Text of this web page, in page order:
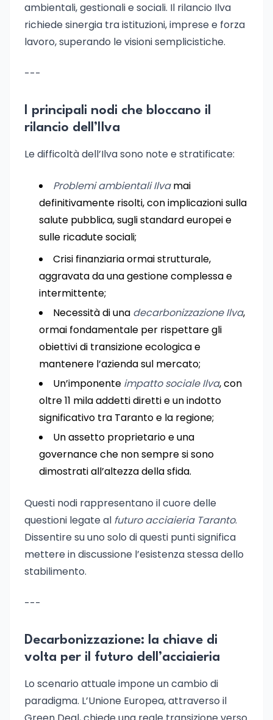
ambientali, gestionali e sociali. Il rilancio Ilva
richiede sinergia tra istituzioni, imprese e forza
lavoro, superando le visioni semplicistiche.
---
I principali nodi che bloccano il
rilancio dell’Ilva
Le difficoltà dell’Ilva sono note e stratificate:
Problemi ambientali Ilvamai
definitivamente risolti, con implicazioni sulla
salute pubblica, sugli standard europei e
sulle ricadute sociali;
Crisi finanziaria ormai strutturale,
aggravata da una gestione complessa e
intermittente;
Necessità di una decarbonizzazione Ilva,
ormai fondamentale per rispettare gli
obiettivi di transizione ecologica e
mantenere l’azienda sul mercato;
Un’imponente impatto sociale Ilva, con
oltre 11 mila addetti diretti e un indotto
significativo tra Taranto e la regione;
Un assetto proprietario e una
governance che non sempre si sono
dimostrati all’altezza della sfida.
Questi nodi rappresentano il cuore delle
questioni legate al futuro acciaieria Taranto.
Dissentire su uno solo di questi punti significa
mettere in discussione l’esistenza stessa dello
stabilimento.
---
Decarbonizzazione: la chiave di
volta per il futuro dell’acciaieria
Lo scenario attuale impone un cambio di
paradigma. L’Unione Europea, attraverso il